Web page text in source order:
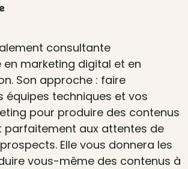
consultante
marketing digital et en
Son approche : faire
équipes techniques et vos
pour produire des contenus
parfaitement aux attentes de
Elle vous donnera les
vous-même des contenus à